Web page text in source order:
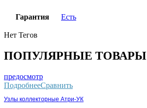
Гарантия Есть
Нет Тегов
ПОПУЛЯРНЫЕ ТОВАРЫ
предосмотр
ПодробнееСравнить
Узлы коллекторные Атри-УК